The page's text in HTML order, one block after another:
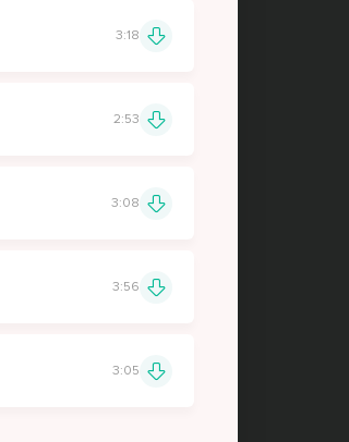
3:18
2:53
3:08
3:56
3:05